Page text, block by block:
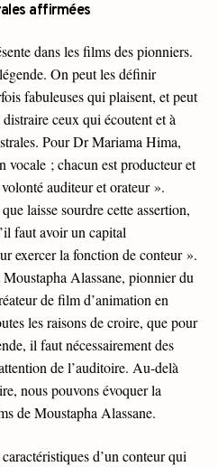
affirmées
dans les films des pionniers.
On peut les définir
fabuleuses qui plaisent, et peut
ceux qui écoutent et à
Pour Dr Mariama Hima,
vocale ; chacun est producteur et
auditeur et orateur ».
laisse sourdre cette assertion,
faut avoir un capital
exercer la fonction de conteur ».
Alassane, pionnier du
de film d’animation en
les raisons de croire, que pour
il faut nécessairement des
de l’auditoire. Au-delà
nous pouvons évoquer la
de Moustapha Alassane.
d’un conteur qui